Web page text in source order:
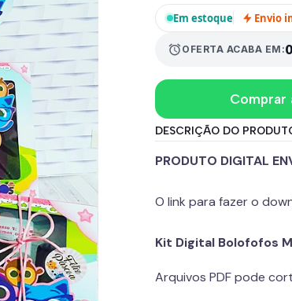
Em estoque Envio
alarmOFERTA ACABA EM:
Comprar
DESCRIÇÃO DO
PRODUTO DIGITAL
O link para fazer o
Kit Digital Bolofofos
Arquivos PDF pode